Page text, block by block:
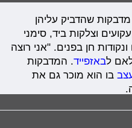
שהדביק עליהן
וצלקות ביד, סימני
חן בפנים. "אני רוצה
לבאזפייד. המדבקות
בו הוא מוכר גם את